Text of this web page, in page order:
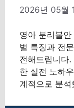
2026년 05월
영아 분리불
별 특징과 전
전해드립니다
한 실전 노하
계적으로 분석